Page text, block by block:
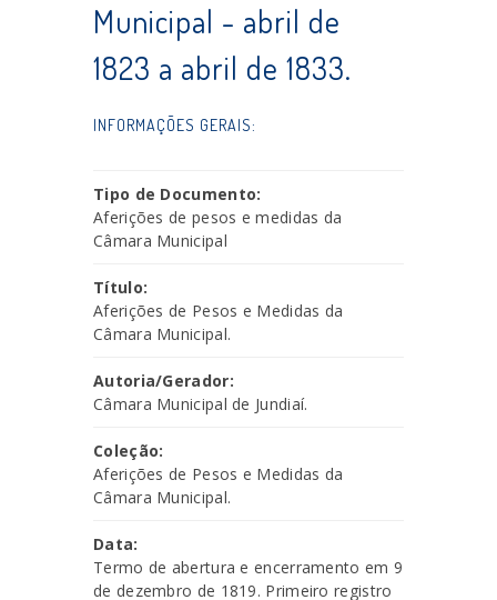
Municipal - abril de
1823 a abril de 1833.
INFORMAÇÕES GERAIS:
Tipo de Documento:
Aferições de pesos e medidas da
Câmara Municipal
Título:
Aferições de Pesos e Medidas da
Câmara Municipal.
Autoria/Gerador:
Câmara Municipal de Jundiaí.
Coleção:
Aferições de Pesos e Medidas da
Câmara Municipal.
Data:
Termo de abertura e encerramento em 9
de dezembro de 1819. Primeiro registro